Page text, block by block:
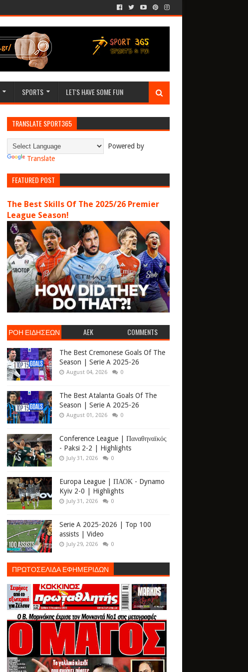
SPORTS LET'S HAVE SOME FUN
TRANSLATE SPORT365
Powered by
Translate
FEATURED POST
The Best Skills Of The 2025/26 Premier
League Season!
ΡΟΗ ΕΙΔΗΣΕΩΝ AEK COMMENTS
The Best Cremonese Goals Of The
Season | Serie A 2025-26
August 04, 2026 0
The Best Atalanta Goals Of The
Season | Serie A 2025-26
August 01, 2026 0
Conference League | Παναθηναϊκός
- Paksi 2-2 | Highlights
July 31, 2026 0
Europa League | ΠΑΟΚ - Dynamo
Kyiv 2-0 | Highlights
July 31, 2026 0
Serie A 2025-2026 | Top 100
assists | Video
July 29, 2026 0
ΠΡΩΤΟΣΕΛΙΔΑ ΕΦΗΜΕΡΙΔΩΝ